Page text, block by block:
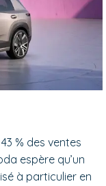
% des ventes
espère qu’un
à particulier en